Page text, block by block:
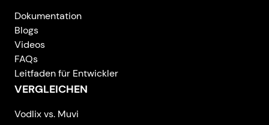
Dokumentation
Blogs
Videos
FAQs
Leitfaden für Entwickler
VERGLEICHEN
Vodlix vs. Muvi